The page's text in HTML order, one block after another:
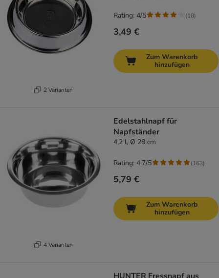
2 Varianten
3,49 €
Rating: 4/5 (10)
Zum Warenkorb
hinzufügen
4 Varianten
Edelstahlnapf für
Napfständer
4,2 l, Ø 28 cm
5,79 €
Rating: 4.7/5 (163)
Zum Warenkorb
hinzufügen